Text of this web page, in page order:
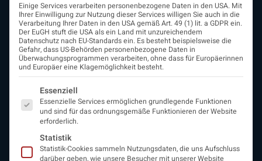
ÖGN
Über uns
Vorstand
Beirat
Arbeitsgemeinschaften
assoziierte Gesellschaften
EAN
Fördermitglieder
Entwicklung der Neurologoie
Neurologiereport
Mitgliedschaft
Einige Services verarbeiten personenbezogene Daten in den USA. Mit
Ihrer Einwilligung zur Nutzung dieser Services willigen Sie auch in die
Verarbeitung Ihrer Daten in den USA gemäß Art. 49 (1) lit. a GDPR ein.
Der EuGH stuft die USA als ein Land mit unzureichendem
Datenschutz nach EU-Standards ein. Es besteht beispielsweise die
Gefahr, dass US-Behörden personenbezogene Daten in
Überwachungsprogrammen verarbeiten, ohne dass für Europäerinnen
und Europäer eine Klagemöglichkeit besteht.
Es folgt eine Liste der Service-Gruppen, für die eine
Essenziell
Essenzielle Services ermöglichen grundlegende Funktionen
und sind für das ordnungsgemäße Funktionieren der Website
erforderlich.
Statistik
Statistik-Cookies sammeln Nutzungsdaten, die uns Aufschluss
darüber geben, wie unsere Besucher mit unserer Website